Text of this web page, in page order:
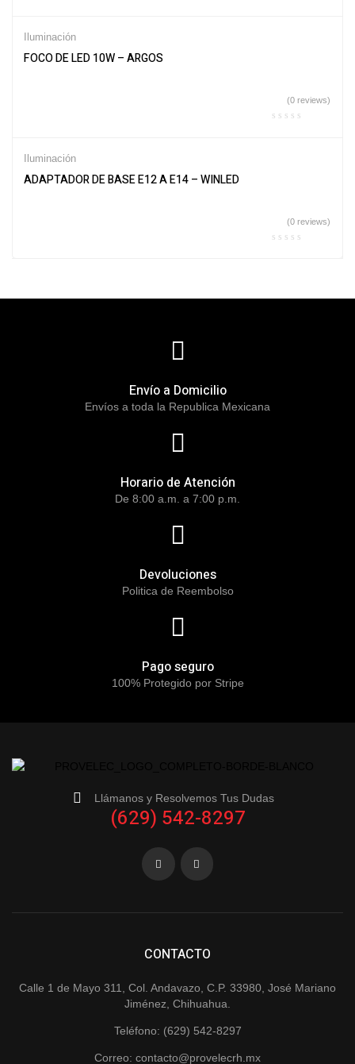
Iluminación
FOCO DE LED 10W – ARGOS
(0 reviews)
Iluminación
ADAPTADOR DE BASE E12 A E14 – WINLED
(0 reviews)
Envío a Domicilio
Envíos a toda la Republica Mexicana
Horario de Atención
De 8:00 a.m. a 7:00 p.m.
Devoluciones
Politica de Reembolso
Pago seguro
100% Protegido por Stripe
Llámanos y Resolvemos Tus Dudas
(629) 542-8297
CONTACTO
Calle 1 de Mayo 311, Col. Andavazo, C.P. 33980, José Mariano
Jiménez, Chihuahua.
Teléfono: (629) 542-8297
Correo: contacto@provelecrh.mx